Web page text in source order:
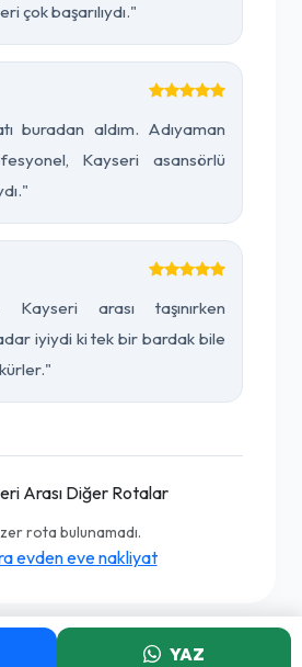
çok başarılıydı."
buradan aldım. Adıyaman
Kayseri asansörlü
arası taşınırken
iyiydi ki tek bir bardak bile
Arası Diğer Rotalar
rota bulunamadı.
evden eve nakliyat
YAZ